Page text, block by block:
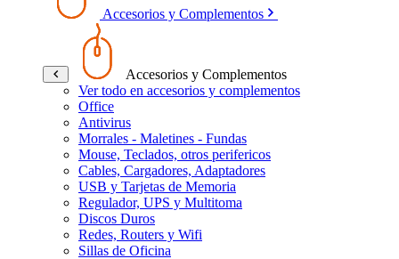
Accesorios y Complementos
Accesorios y Complementos
Ver todo en accesorios y complementos
Office
Antivirus
Morrales - Maletines - Fundas
Mouse, Teclados, otros perifericos
Cables, Cargadores, Adaptadores
USB y Tarjetas de Memoria
Regulador, UPS y Multitoma
Discos Duros
Redes, Routers y Wifi
Sillas de Oficina